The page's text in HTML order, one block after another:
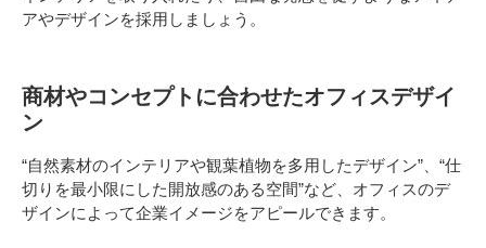
アやデザインを採用しましょう。
商材やコンセプトに合わせたオフィスデザイ
ン
“自然素材のインテリアや観葉植物を多用したデザイン”、“仕
切りを最小限にした開放感のある空間”など、オフィスのデ
ザインによって企業イメージをアピールできます。